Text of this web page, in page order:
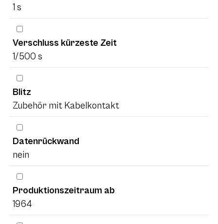
1 s
Verschluss kürzeste Zeit
1/500 s
Blitz
Zubehör mit Kabelkontakt
Datenrückwand
nein
Produktionszeitraum ab
1964